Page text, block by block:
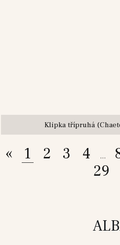
Klipka třípruhá
« 1 2 3 4 ...
29